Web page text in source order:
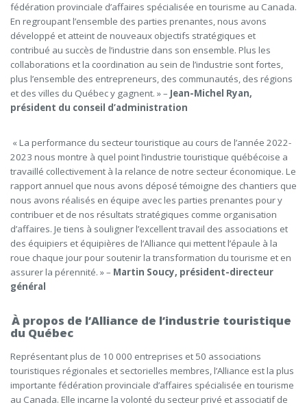
fédération provinciale d’affaires spécialisée en tourisme au Canada.
En regroupant l’ensemble des parties prenantes, nous avons
développé et atteint de nouveaux objectifs stratégiques et
contribué au succès de l’industrie dans son ensemble. Plus les
collaborations et la coordination au sein de l’industrie sont fortes,
plus l’ensemble des entrepreneurs, des communautés, des régions
et des villes du Québec y gagnent. »– Jean-Michel Ryan,
président du conseil d’administration
« La performance du secteur touristique au cours de l’année 2022-
2023 nous montre à quel point l’industrie touristique québécoise a
travaillé collectivement à la relance de notre secteur économique. Le
rapport annuel que nous avons déposé témoigne des chantiers que
nous avons réalisés en équipe avec les parties prenantes pour y
contribuer et de nos résultats stratégiques comme organisation
d’affaires. Je tiens à souligner l’excellent travail des associations et
des équipiers et équipières de l’Alliance qui mettent l’épaule à la
roue chaque jour pour soutenir la transformation du tourisme et en
assurer la pérennité. »– Martin Soucy, président-directeur
général
À propos de l’Alliance de l’industrie touristique
du Québec
Représentant plus de 10 000 entreprises et 50 associations
touristiques régionales et sectorielles membres, l’Alliance est la plus
importante fédération provinciale d’affaires spécialisée en tourisme
au Canada. Elle incarne la volonté du secteur privé et associatif de